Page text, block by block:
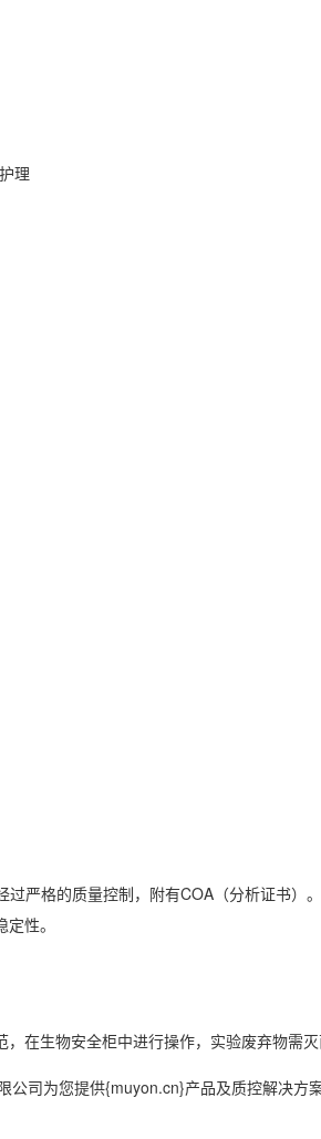
理
严格的质量控制，附有COA（分析证书）
性。
在生物安全柜中进行操作，实验废弃物需灭
司为您提供{muyon.cn}产品及质控解决方